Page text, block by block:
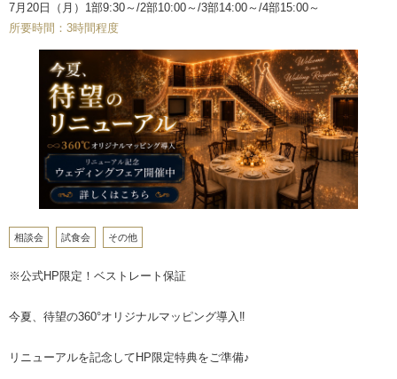
7月20日（月）1部9:30～/2部10:00～/3部14:00～/4部15:00～
所要時間：3時間程度
相談会 試食会 その他
※公式HP限定！ベストレート保証
今夏、待望の360°オリジナルマッピング導入‼
リニューアルを記念してHP限定特典をご準備♪